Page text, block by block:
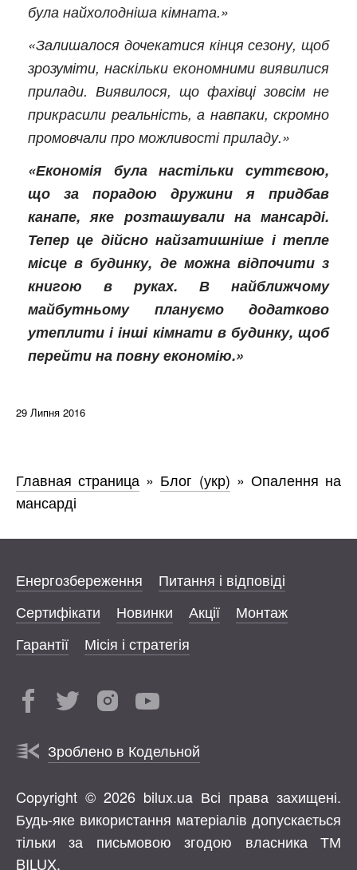
була найхолодніша кімната.»
«Залишалося дочекатися кінця сезону, щоб
зрозуміти, наскільки економними виявилися
прилади. Виявилося, що фахівці зовсім не
прикрасили реальність, а навпаки, скромно
промовчали про можливості приладу.»
«Економія була настільки суттєвою,
що за порадою дружини я придбав
канапе, яке розташували на мансарді.
Тепер це дійсно найзатишніше і тепле
місце в будинку, де можна відпочити з
книгою в руках. В найближчому
майбутньому плануємо додатково
утеплити і інші кімнати в будинку, щоб
перейти на повну економію.»
29 Липня 2016
Главная страница » Блог (укр) » Опалення на
мансарді
Енергозбереження
Питання і відповіді
Сертифікати
Новинки Акції
Монтаж
Гарантії
Місія і стратегія
Зроблено в Кодельной
Copyright © 2026 bilux.ua Всі права захищені.
Будь-яке використання матеріалів допускається
тільки за письмовою згодою власника ТМ
BILUX.